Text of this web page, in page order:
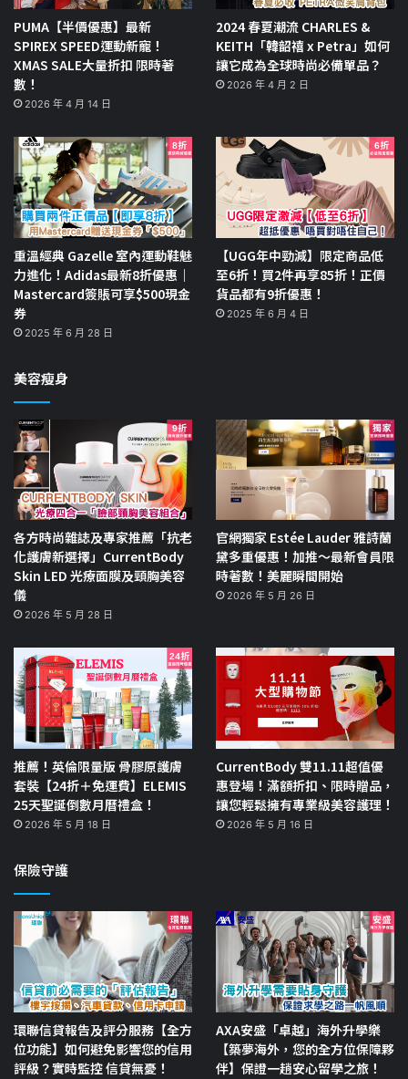
PUMA【半價優惠】最新
SPIREX SPEED運動新寵！
XMAS SALE大量折扣 限時著
數！
2026 年 4 月 14 日
2024 春夏潮流 CHARLES &
KEITH「韓韶禧 x Petra」如何
讓它成為全球時尚必備單品？
2026 年 4 月 2 日
重溫經典 Gazelle 室內運動鞋魅
力進化！Adidas最新8折優惠｜
Mastercard簽賬可享$500現金
券
2025 年 6 月 28 日
【UGG年中勁減】限定商品低
至6折！買2件再享85折！正價
貨品都有9折優惠！
2025 年 6 月 4 日
美容瘦身
各方時尚雜誌及專家推薦「抗老
化護膚新選擇」CurrentBody
Skin LED 光療面膜及頸胸美容
儀
2026 年 5 月 28 日
官網獨家 Estée Lauder 雅詩蘭
黛多重優惠！加推～最新會員限
時著數！美麗瞬間開始
2026 年 5 月 26 日
推薦！英倫限量版 骨膠原護膚
套裝【24折＋免運費】ELEMIS
25天聖誕倒數月曆禮盒！
2026 年 5 月 18 日
CurrentBody 雙11.11超值優
惠登場！滿額折扣、限時贈品，
讓您輕鬆擁有專業級美容護理！
2026 年 5 月 16 日
保險守護
環聯信貸報告及評分服務【全方
位功能】如何避免影響您的信用
評級？實時監控 信貸無憂！
AXA安盛「卓越」海外升學樂
【築夢海外，您的全方位保障夥
伴】保證一趟安心留學之旅！